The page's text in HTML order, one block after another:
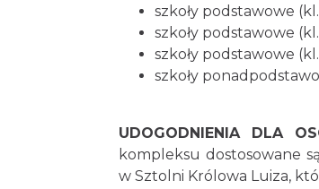
szkoły podstawowe
szkoły podstawowe
szkoły podstawowe
szkoły
UDOGODNIENIA DLA
kompleksu dostosowane
w Sztolni Królowa Luiza,